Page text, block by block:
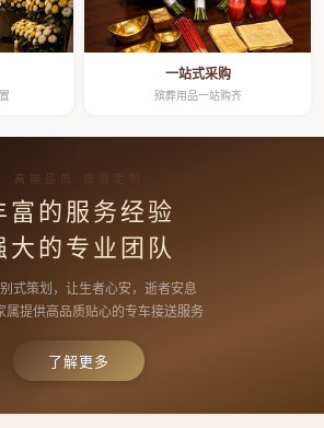
一站式采购
殡葬用品一站购齐
高端品质 按需定制
富的服务经验
大的专业团队
式策划，让生者心安，逝者安息
属提供高品质贴心的专车接送服务
了解更多